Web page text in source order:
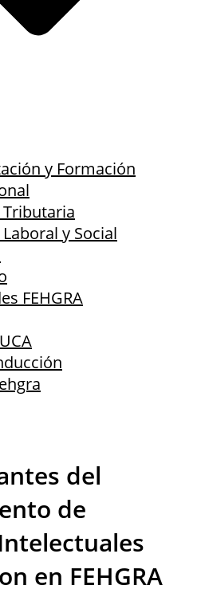
y Formación
y Social
FEHGRA
del
de
en FEHGRA